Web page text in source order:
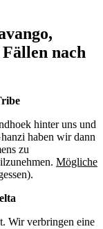
nach
hinter uns und
haben wir dann
zu
Mögliche
Wir verbringen eine